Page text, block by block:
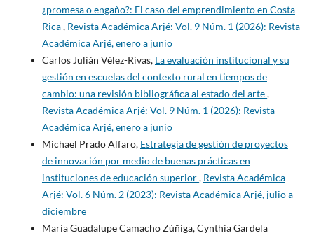
¿promesa o engaño?: El caso del emprendimiento en Costa
Rica, Revista Académica Arjé: Vol. 9 Núm. 1 (2026): Revista
Académica Arjé, enero a junio
Carlos Julián Vélez-Rivas, La evaluación institucional y su
gestión en escuelas del contexto rural en tiempos de
cambio: una revisión bibliográfica al estado del arte,
Revista Académica Arjé: Vol. 9 Núm. 1 (2026): Revista
Académica Arjé, enero a junio
Michael Prado Alfaro, Estrategia de gestión de proyectos
de innovación por medio de buenas prácticas en
instituciones de educación superior, Revista Académica
Arjé: Vol. 6 Núm. 2 (2023): Revista Académica Arjé, julio a
diciembre
María Guadalupe Camacho Zúñiga, Cynthia Gardela